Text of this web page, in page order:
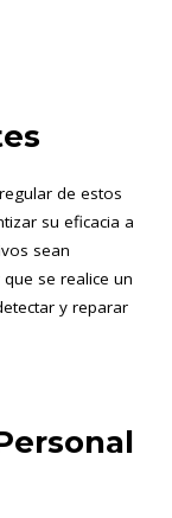
de estos
su eficacia a
sean
se realice un
y reparar